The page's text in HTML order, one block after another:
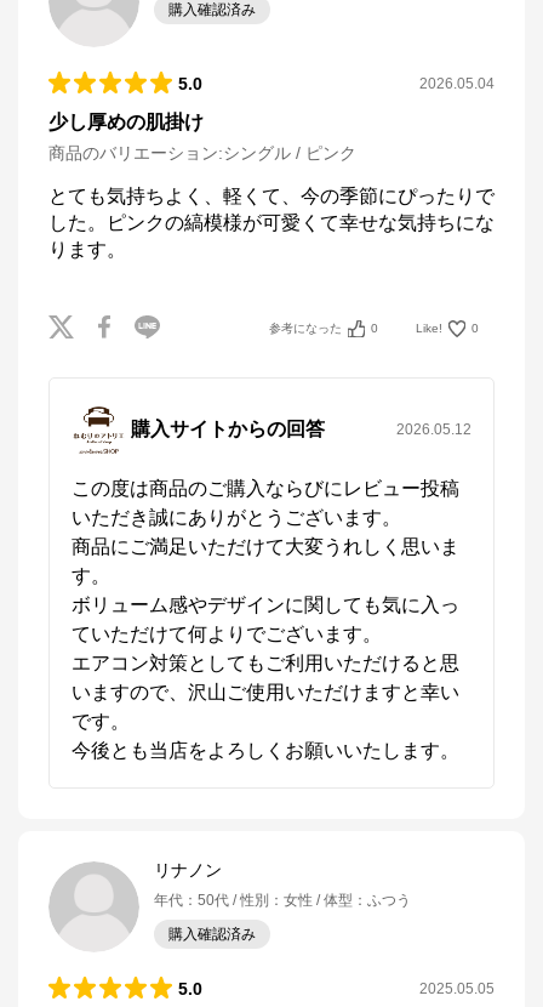
購入確認済み
5.0 2026.05.04
少し厚めの肌掛け
商品のバリエーション:シングル / ピンク
とても気持ちよく、軽くて、今の季節にぴったりで
した。ピンクの縞模様が可愛くて幸せな気持ちにな
ります。
参考になった 0 Like! 0
購入サイトからの回答 2026.05.12
この度は商品のご購入ならびにレビュー投稿
いただき誠にありがとうございます。
商品にご満足いただけて大変うれしく思いま
す。
ボリューム感やデザインに関しても気に入っ
ていただけて何よりでございます。
エアコン対策としてもご利用いただけると思
いますので、沢山ご使用いただけますと幸い
です。
今後とも当店をよろしくお願いいたします。
リナノン
年代 ： 50代 性別 ： 女性 体型 ： ふつう
購入確認済み
5.0 2025.05.05